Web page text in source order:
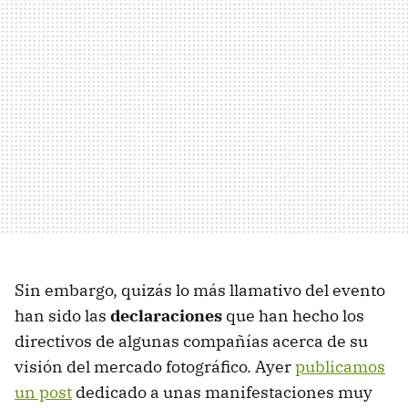
Sin embargo, quizás lo más llamativo del evento
han sido las declaraciones que han hecho los
directivos de algunas compañías acerca de su
visión del mercado fotográfico. Ayerpublicamos
un post dedicado a unas manifestaciones muy